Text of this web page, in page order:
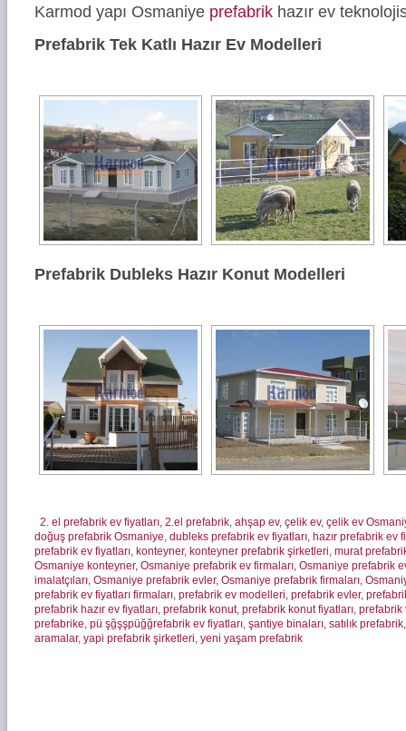
Karmod yapı Osmaniye prefabrik hazır ev
Prefabrik Tek Katlı Hazır Ev Modelleri
Prefabrik Dubleks Hazır Konut Modelleri
2. el prefabrik ev fiyatları, 2.el prefabrik, ahşap ev, çelik ev, çelik ev
doğuş prefabrik Osmaniye, dubleks prefabrik ev fiyatları, hazır prefabrik ev
prefabrik ev fiyatları, konteyner, konteyner prefabrik şirketleri, murat
Osmaniye konteyner, Osmaniye prefabrik ev firmaları, Osmaniye prefabrik
imalatçıları, Osmaniye prefabrik evler, Osmaniye prefabrik firmaları,
prefabrik ev fiyatları firmaları, prefabrik ev modelleri, prefabrik evler,
prefabrik hazır ev fiyatları, prefabrik konut, prefabrik konut fiyatları, prefabrik
prefabrike, pü şğşşpüğğrefabrik ev fiyatları, şantiye binaları, satılık prefabrik
aramalar, yapi prefabrik şirketleri, yeni yaşam prefabrik